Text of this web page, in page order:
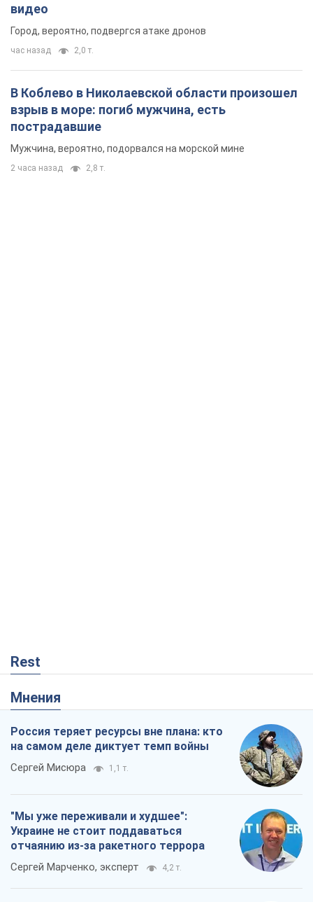
видео
Город, вероятно, подвергся атаке дронов
час назад 2,0 т.
В Коблево в Николаевской области произошел
взрыв в море: погиб мужчина, есть
пострадавшие
Мужчина, вероятно, подорвался на морской мине
2 часа назад 2,8 т.
Rest
Мнения
Россия теряет ресурсы вне плана: кто
на самом деле диктует темп войны
Сергей Мисюра 1,1 т.
"Мы уже переживали и худшее":
Украине не стоит поддаваться
отчаянию из-за ракетного террора
Сергей Марченко, эксперт 4,2 т.